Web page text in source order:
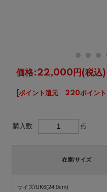
価格:22,000円 (税込)
[ポイント還元 220ポイント
購入数: 点
在庫/サイズ
サイズ/UK6(24.0cm)